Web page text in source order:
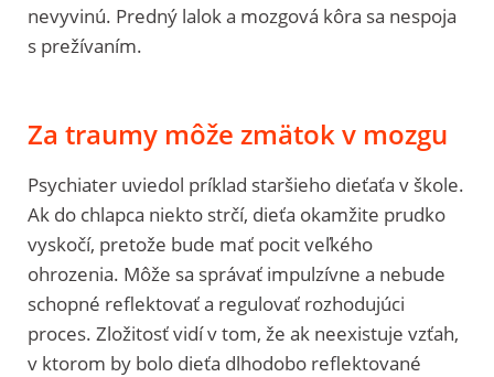
nevyvinú. Predný lalok a mozgová kôra sa nespoja
s prežívaním.
Za traumy môže zmätok v mozgu
Psychiater uviedol príklad staršieho dieťaťa v škole.
Ak do chlapca niekto strčí, dieťa okamžite prudko
vyskočí, pretože bude mať pocit veľkého
ohrozenia. Môže sa správať impulzívne a nebude
schopné reflektovať a regulovať rozhodujúci
proces. Zložitosť vidí v tom, že ak neexistuje vzťah,
v ktorom by bolo dieťa dlhodobo reflektované